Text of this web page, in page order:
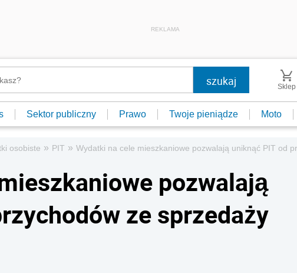
REKLAMA
Sklep
Sektor publiczny Prawo Twoje pieniądze Moto
osobiste » PIT » Wydatki na cele mieszkaniowe pozwalają uniknąć PIT od
pozwalają
ze sprzedaży